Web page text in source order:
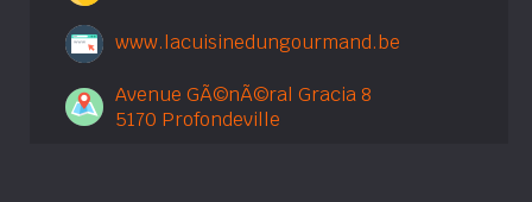
www.lacuisinedungourmand.be
Avenue GÃ©nÃ©ral Gracia 8
5170 Profondeville